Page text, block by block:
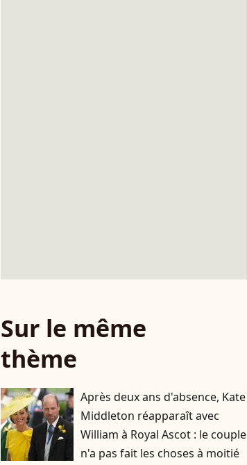
Sur le même
thème
Après deux ans d'absence, Kate
Middleton réapparaît avec
William à Royal Ascot : le couple
n'a pas fait les choses à moitié